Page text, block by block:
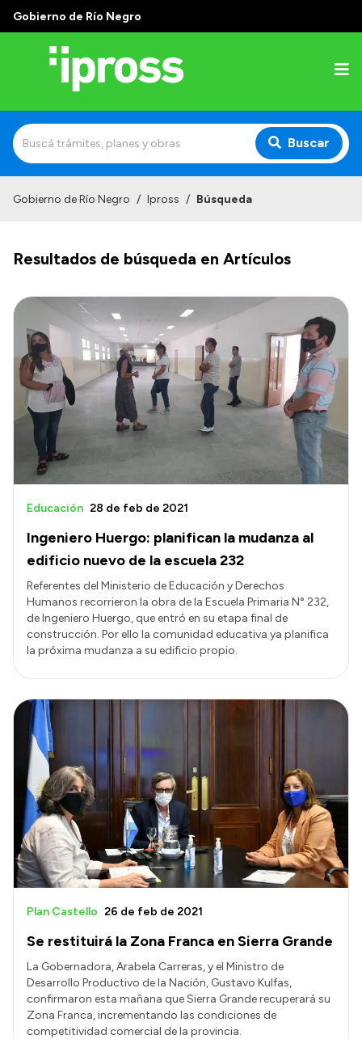
Gobierno de Río Negro
Buscar
¿Qué es IPROSS?
Autoridades
Delegaciones
Consultorios Propios
Presentación CV
Transparencia
Inversión en Salud
Licitaciones
Gobierno de Río Negro / Ipross / Búsqueda
Resultados de búsqueda en Artículos
Ingeniero Huergo: planifican la mudanza al
edificio nuevo de la escuela 232
Educación 28 de feb de 2021
Referentes del Ministerio de Educación y Derechos
Humanos recorrieron la obra de la Escuela Primaria N° 232,
de Ingeniero Huergo, que entró en su etapa final de
construcción. Por ello la comunidad educativa ya planifica
la próxima mudanza a su edificio propio.
Se restituirá la Zona Franca en Sierra Grande
Plan Castello 26 de feb de 2021
La Gobernadora, Arabela Carreras, y el Ministro de
Desarrollo Productivo de la Nación, Gustavo Kulfas,
confirmaron esta mañana que Sierra Grande recuperará su
Zona Franca, incrementando las condiciones de
competitividad comercial de la provincia.